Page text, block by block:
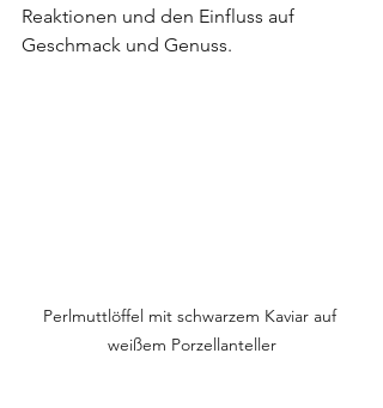
Reaktionen und den Einfluss auf
Geschmack und Genuss.
Perlmuttlöffel mit schwarzem Kaviar auf
weißem Porzellanteller